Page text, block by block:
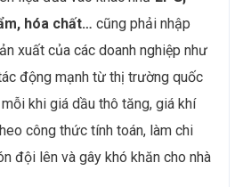
hóa chất… cũng phải nhập
xuất của các doanh nghiệp như
động mạnh từ thị trường quốc
khi giá dầu thô tăng, giá khí
công thức tính toán, làm chi
đội lên và gây khó khăn cho nhà